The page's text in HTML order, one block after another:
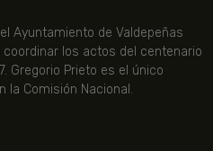
Ayuntamiento de Valdepeñas
los actos del centenario
Gregorio Prieto es el único
la Comisión Nacional.